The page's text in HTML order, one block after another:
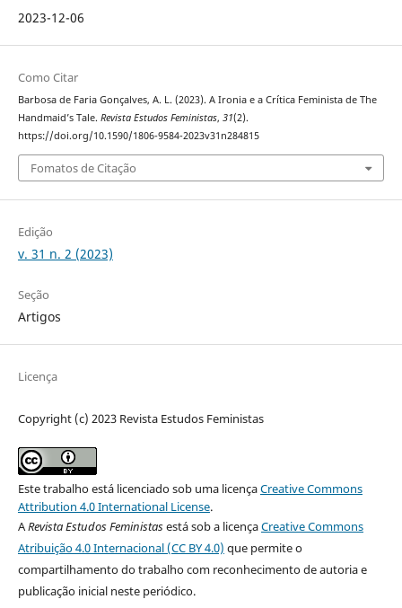
2023-12-06
Como Citar
Barbosa de Faria Gonçalves, A. L. (2023). A Ironia e a Crítica Feminista de The
Handmaid’s Tale. Revista Estudos Feministas, 31(2).
https://doi.org/10.1590/1806-9584-2023v31n284815
Fomatos de Citação
Edição
v. 31 n. 2 (2023)
Seção
Artigos
Licença
Copyright (c) 2023 Revista Estudos Feministas
Este trabalho está licenciado sob uma licençaCreative Commons
Attribution 4.0 International License.
ARevista Estudos Feministasestá sob a licençaCreative Commons
Atribuição 4.0 Internacional (CC BY 4.0) que permite o
compartilhamento do trabalho com reconhecimento de autoria e
publicação inicial neste periódico.